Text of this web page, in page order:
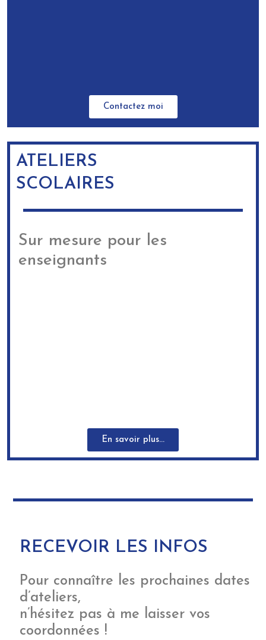
Contactez moi
ATELIERS
SCOLAIRES
Sur mesure pour les
enseignants
En savoir plus...
RECEVOIR LES INFOS
Pour connaître les prochaines dates
d’ateliers,
n’hésitez pas à me laisser vos
coordonnées !